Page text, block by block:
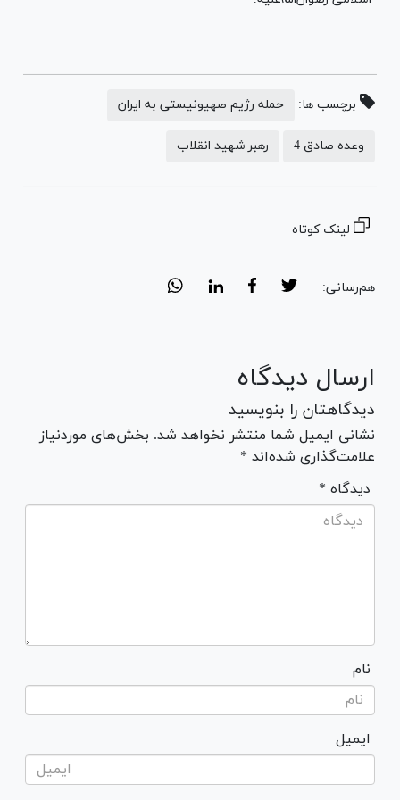
برچسب ها: حمله رژیم صهیونیستی به ایران
وعده صادق 4 رهبر شهید انقلاب
لینک کوتاه
هم‌رسانی:
ارسال دیدگاه
دیدگاهتان را بنویسید
نشانی ایمیل شما منتشر نخواهد شد. بخش‌های موردنیاز
علامت‌گذاری شده‌اند *
* دیدگاه
نام
ایمیل